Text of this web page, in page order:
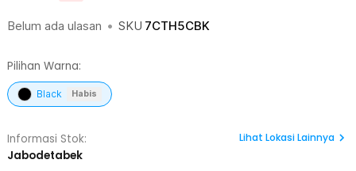
Belum ada ulasan • SKU 7CTH5CBK
Pilihan Warna:
Black Habis
Informasi Stok:
Jabodetabek
Lihat Lokasi Lainnya